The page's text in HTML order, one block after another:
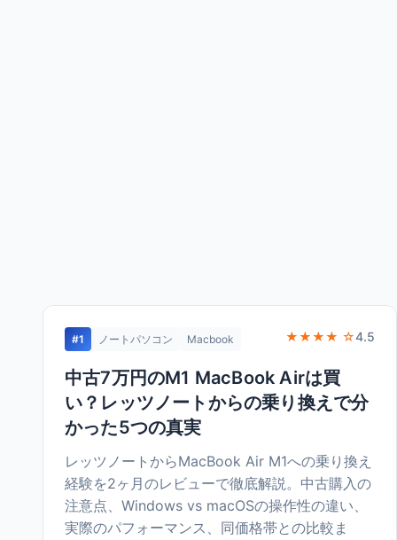
#1 ノートパソコン Macbook ★★★★ ☆4.5
中古7万円のM1 MacBook Airは買
い？レッツノートからの乗り換えで分
かった5つの真実
レッツノートからMacBook Air M1への乗り換え
経験を2ヶ月のレビューで徹底解説。中古購入の
注意点、Windows vs macOSの操作性の違い、
実際のパフォーマンス、同価格帯との比較ま